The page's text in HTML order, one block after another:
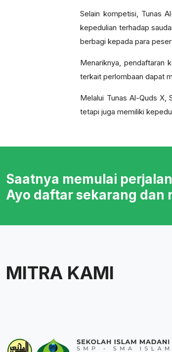
Selain kompetisi, Tunas
kepedulian terhadap
berbagi kepada para
Menariknya, pendaftaran
terkait perlombaan dapat
Melalui Tunas Al-Quds X,
tetapi juga memiliki
Saatnya memulai
Ayo daftar sekarang dan
MITRA KAMI